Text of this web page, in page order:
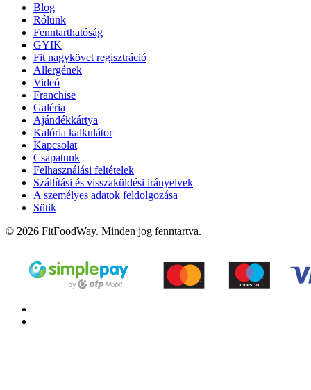
Blog
Rólunk
Fenntarthatóság
GYIK
Fit nagykövet regisztráció
Allergének
Videó
Franchise
Galéria
Ajándékkártya
Kalória kalkulátor
Kapcsolat
Csapatunk
Felhasználási feltételek
Szállítási és visszaküldési irányelvek
A személyes adatok feldolgozása
Sütik
© 2026 FitFoodWay. Minden jog fenntartva.